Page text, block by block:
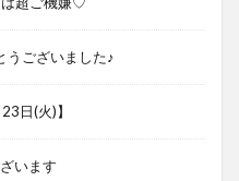
うございました♪
日(火)】
います